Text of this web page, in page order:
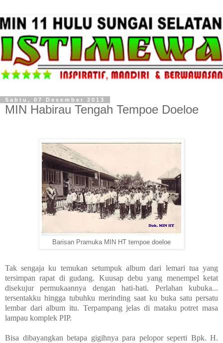
Sabtu, 07 Desember 2013
MIN Habirau Tengah Tempoe Doeloe
Barisan Pramuka MIN HT tempoe doeloe
Tak sengaja ku temukan setumpuk album dari lemari tua yang
tersimpan rapat di gudang. Kuusap debu yang menempel ketat
disekujur permukaannya dengan hati-hati. Perlahan kubuka...
tersentakku hingga tubuhku merinding saat ku buka satu persatu
lembar dari album itu. Terpampang jelas di mataku potret masa
lampau komplek PIP.
Bisa dibayangkan betapa gigihnya para pelopor seperti Bpk. H.